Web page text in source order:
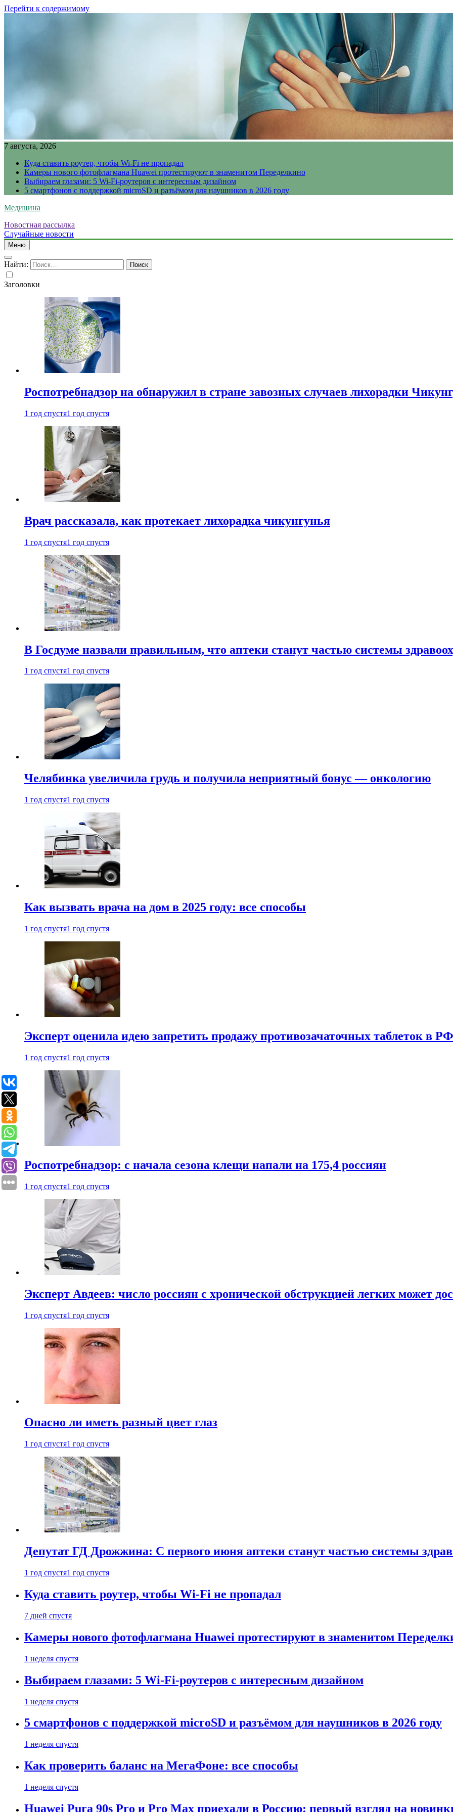
Перейти к содержимому
7 августа, 2026
Куда ставить роутер, чтобы Wi-Fi не пропадал
Камеры нового фотофлагмана Huawei протестируют в знаменитом Переделкино
Выбираем глазами: 5 Wi-Fi-роутеров с интересным дизайном
5 смартфонов с поддержкой microSD и разъёмом для наушников в 2026 году
Медицина
Новостная рассылка
Случайные новости
Меню
Найти:
Заголовки
Роспотребнадзор на обнаружил в стране завозных случаев лихорадки
1 год спустя1 год спустя
Врач рассказала, как протекает лихорадка чикунгунья
1 год спустя1 год спустя
В Госдуме назвали правильным, что аптеки станут частью системы
1 год спустя1 год спустя
Челябинка увеличила грудь и получила неприятный бонус — онкологию
1 год спустя1 год спустя
Как вызвать врача на дом в 2025 году: все способы
1 год спустя1 год спустя
Эксперт оценила идею запретить продажу противозачаточных таблеток в РФ
1 год спустя1 год спустя
Роспотребнадзор: с начала сезона клещи напали на 175,4 россиян
1 год спустя1 год спустя
Эксперт Авдеев: число россиян с хронической обструкцией легких может
1 год спустя1 год спустя
Опасно ли иметь разный цвет глаз
1 год спустя1 год спустя
Депутат ГД Дрожжина: С первого июня аптеки станут частью системы
1 год спустя1 год спустя
Куда ставить роутер, чтобы Wi-Fi не пропадал
7 дней спустя
Камеры нового фотофлагмана Huawei протестируют в знаменитом
1 неделя спустя
Выбираем глазами: 5 Wi-Fi-роутеров с интересным дизайном
1 неделя спустя
5 смартфонов с поддержкой microSD и разъёмом для наушников в 2026 году
1 неделя спустя
Как проверить баланс на МегаФоне: все способы
1 неделя спустя
Huawei Pura 90s Pro и Pro Max приехали в Россию: первый взгляд на